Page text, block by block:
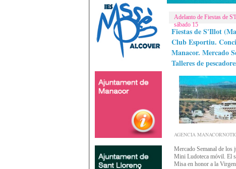
Adelanto de Fiestas de
sábado 15
Fiestas de S'Illot
Club Esportiu.
Manacor. Mercado
Talleres de
AGENCIA
Mercado Semanal de los
Mini Ludoteca móvil. El
Misa en honor a la